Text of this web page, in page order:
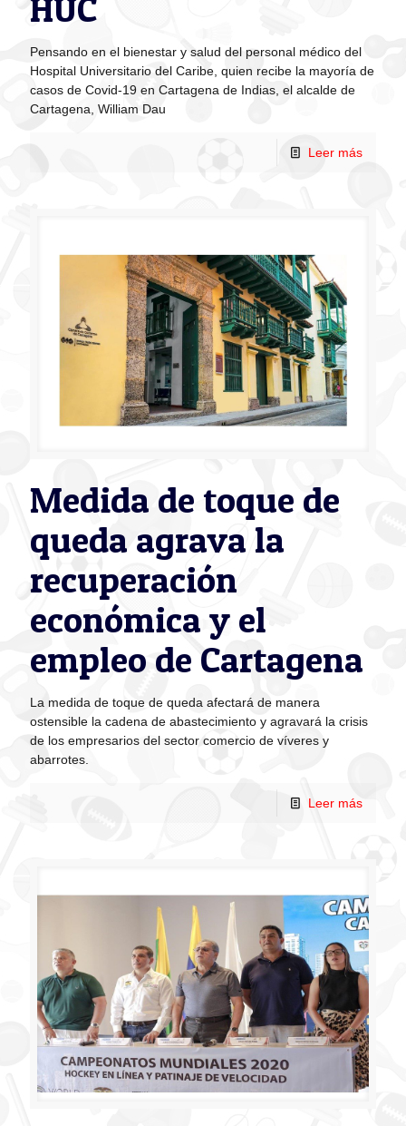
Pensando en el bienestar y salud del personal médico del
Hospital Universitario del Caribe, quien recibe la mayoría de
casos de Covid-19 en Cartagena de Indias, el alcalde de
Cartagena, William Dau
Leer más
Medida de toque de
queda agrava la
recuperación
económica y el
empleo de Cartagena
La medida de toque de queda afectará de manera
ostensible la cadena de abastecimiento y agravará la crisis
de los empresarios del sector comercio de víveres y
abarrotes.
Leer más